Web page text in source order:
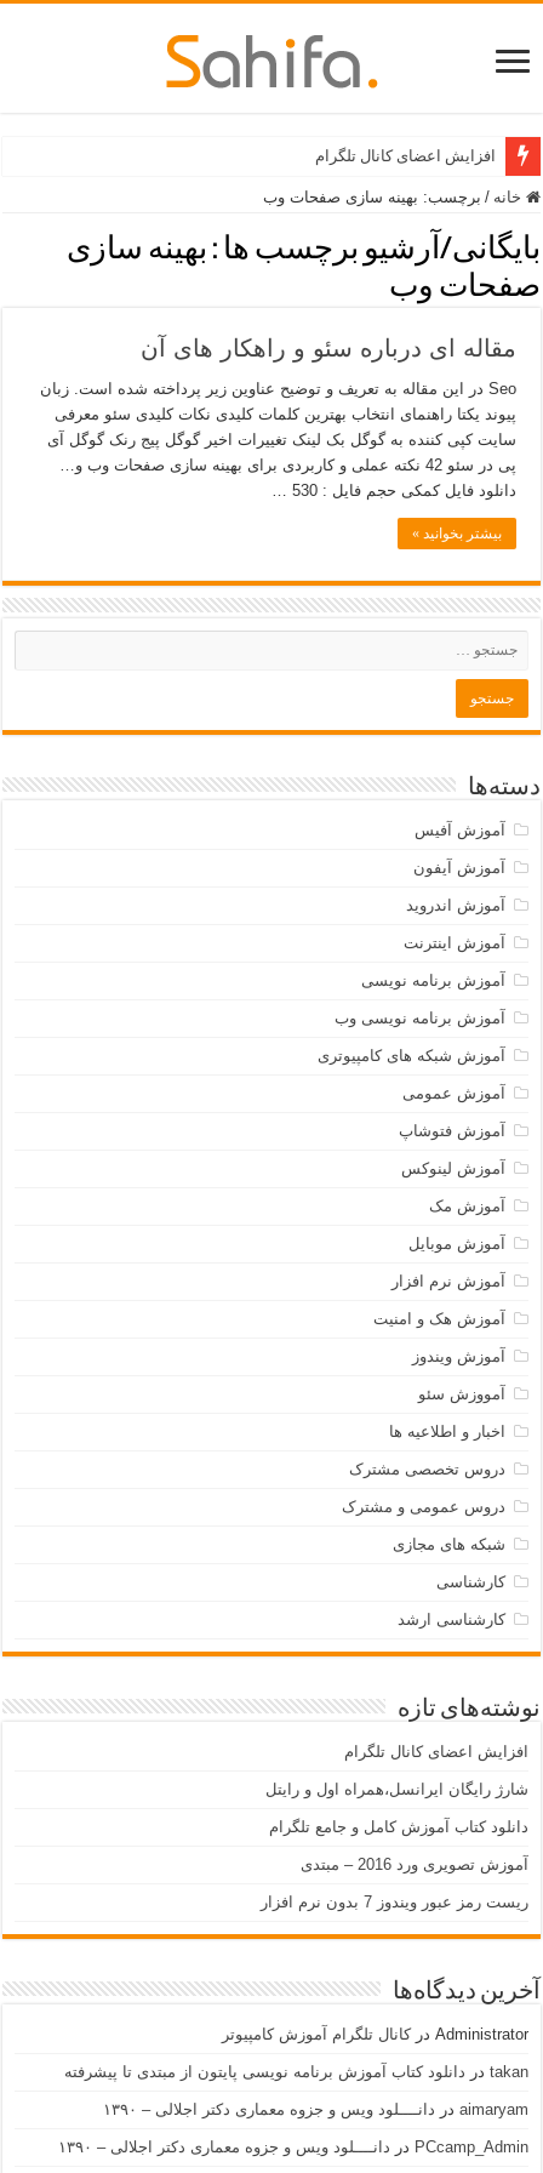
افزایش اعضای کانال تلگرام
خانه / برچسب: بهینه سازی صفحات وب
بایگانی/آرشیو برچسب ها : بهینه سازی
صفحات وب
مقاله ای درباره سئو و راهکار های آن
Seo در این مقاله به تعریف و توضیح عناوین زیر پرداخته شده است. زبان
پیوند یکتا راهنمای انتخاب بهترین کلمات کلیدی نکات کلیدی سئو معرفی
سایت کپی کننده به گوگل بک لینک تغییرات اخیر گوگل پیج رنک گوگل آی
پی در سئو 42 نکته عملی و کاربردی برای بهینه سازی صفحات وب و…
دانلود فایل کمکی حجم فایل : 530 …
بیشتر بخوانید »
دسته‌ها
آموزش آفیس
آموزش آیفون
آموزش اندروید
آموزش اینترنت
آموزش برنامه نویسی
آموزش برنامه نویسی وب
آموزش شبکه های کامپیوتری
آموزش عمومی
آموزش فتوشاپ
آموزش لینوکس
آموزش مک
آموزش موبایل
آموزش نرم افزار
آموزش هک و امنیت
آموزش ویندوز
آمووزش سئو
اخبار و اطلاعیه ها
دروس تخصصی مشترک
دروس عمومی و مشترک
شبکه های مجازی
کارشناسی
کارشناسی ارشد
نوشته‌های تازه
افزایش اعضای کانال تلگرام
شارژ رایگان ایرانسل،همراه اول و رایتل
دانلود کتاب آموزش کامل و جامع تلگرام
آموزش تصویری ورد 2016 – مبتدی
ریست رمز عبور ویندوز 7 بدون نرم افزار
آخرین دیدگاه‌ها
Administrator درکانال تلگرام آموزش کامپیوتر
takan در دانلود کتاب آموزش برنامه نویسی پایتون از مبتدی تا پیشرفته
aimaryam در دانــــلود ویس و جزوه معماری دکتر اجلالی – ۱۳۹۰
PCcamp_Admin در دانــــلود ویس و جزوه معماری دکتر اجلالی – ۱۳۹۰